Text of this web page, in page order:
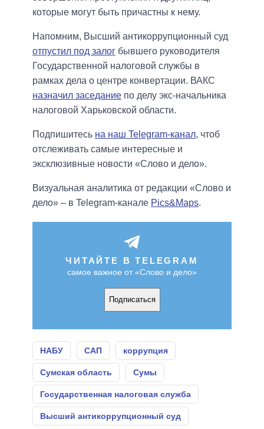
которые могут быть причастны к нему.
Напомним, Высший антикоррупционный суд
отпустил под залог бывшего руководителя
Государственной налоговой службы в
рамках дела о центре конвертации. ВАКС
назначил заседание по делу экс-начальника
налоговой Харьковской области.
Подпишитесь на наш Telegram-канал, чтоб
отслеживать самые интересные и
эксклюзивные новости «Слово и дело».
Визуальная аналитика от редакции «Слово и
дело» – в Telegram-канале Pics&Maps.
ЧИТАЙТЕ В TELEGRAM
самое важное от «Слово и дело»
Подписаться
НАБУ САП коррупция
Сумская область Сумы
Государственная налоговая служба
Высший антикоррупционный суд